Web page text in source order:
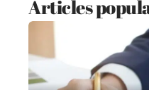
Articles